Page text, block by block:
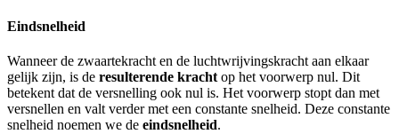
Eindsnelheid
Wanneer de zwaartekracht en de luchtwrijvingskracht aan elkaar
gelijk zijn, is de resulterende krachtop het voorwerp nul. Dit
betekent dat de versnelling ook nul is. Het voorwerp stopt dan met
versnellen en valt verder met een constante snelheid. Deze constante
snelheid noemen we de eindsnelheid.